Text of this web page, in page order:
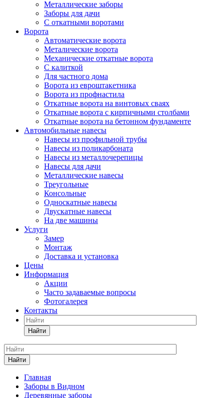
Металлические заборы
Заборы для дачи
С откатными воротами
Ворота
Автоматические ворота
Металические ворота
Механические откатные ворота
С калиткой
Для частного дома
Ворота из евроштакетника
Ворота из профнастила
Откатные ворота на винтовых сваях
Откатные ворота с кирпичными столбами
Откатные ворота на бетонном фундаменте
Автомобильные навесы
Навесы из профильной трубы
Навесы из поликарбоната
Навесы из металлочерепицы
Навесы для дачи
Металлические навесы
Треугольные
Консольные
Односкатные навесы
Двускатные навесы
На две машины
Услуги
Замер
Монтаж
Доставка и установка
Цены
Информация
Акции
Часто задаваемые вопросы
Фотогалерея
Контакты
Найти
Найти
Главная
Заборы в Видном
Деревянные заборы